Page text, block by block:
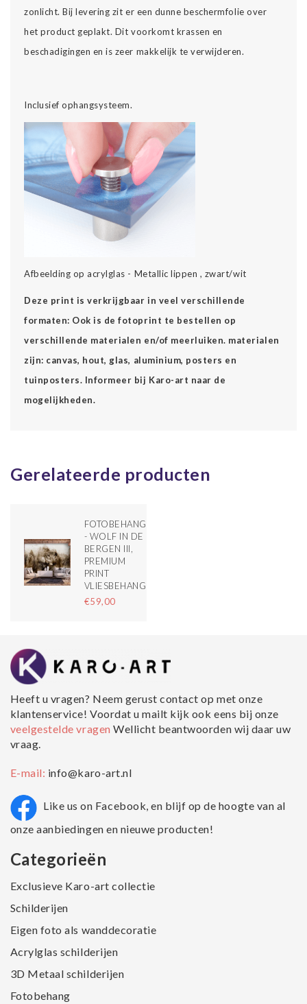
zonlicht. Bij levering zit er een dunne beschermfolie over
het product geplakt. Dit voorkomt krassen en
beschadigingen en is zeer makkelijk te verwijderen.
Inclusief ophangsysteem.
Afbeelding op acrylglas - Metallic lippen , zwart/wit
Deze print is verkrijgbaar in veel verschillende
formaten: Ook is de fotoprint te bestellen op
verschillende materialen en/of meerluiken. materialen
zijn: canvas, hout, glas, aluminium, posters en
tuinposters. Informeer bij Karo-art naar de
mogelijkheden.
Gerelateerde producten
FOTOBEHANG
- WOLF IN DE
BERGEN III,
PREMIUM
PRINT
VLIESBEHANG
€59,00
Heeft u vragen? Neem gerust contact op met onze
klantenservice! Voordat u mailt kijk ook eens bij onze
veelgestelde vragenWellicht beantwoorden wij daar uw
vraag.
E-mail: info@karo-art.nl
Like us on Facebook, en blijf op de hoogte van al
onze aanbiedingen en nieuwe producten!
Categorieën
Exclusieve Karo-art collectie
Schilderijen
Eigen foto als wanddecoratie
Acrylglas schilderijen
3D Metaal schilderijen
Fotobehang